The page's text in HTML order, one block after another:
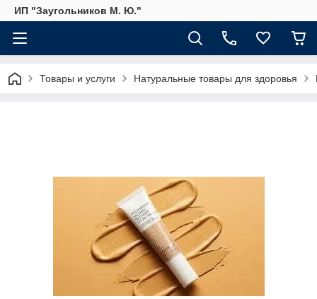
ИП "Заугольников М. Ю."
Товары и услуги Натуральные товары для здоровья